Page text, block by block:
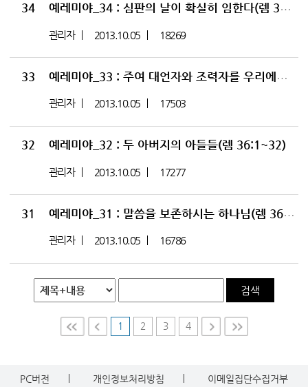
34 예레미야_34 : 심판의 날이 확실히 임한다(렘 39:1~18)
관리자 2013.10.05 18269
33 예레미야_33 : 주여 대언자와 조력자를 우리에게 주소서(렘 38:1~13)
관리자 2013.10.05 17503
32 예레미야_32 : 두 아버지의 아들들(렘 36:1~32)
관리자 2013.10.05 17277
31 예레미야_31 : 말씀을 보존하시는 하나님(렘 36:1-32)
관리자 2013.10.05 16786
검색
1 2 3
4
PC버전 개인정보처리방침 이메일집단수집거부